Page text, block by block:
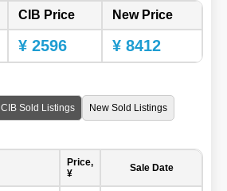
CIB Price New Price
¥ 2596 ¥ 8412
CIB Sold Listings New Sold Listings
Price,
¥
Sale Date